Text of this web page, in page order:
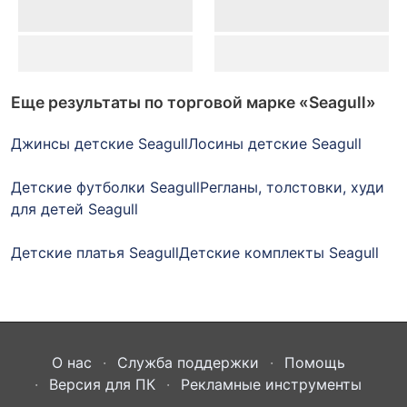
Еще результаты по торговой марке «Seagull»
Джинсы детские SeagullЛосины детские Seagull
Детские футболки SeagullРегланы, толстовки, худи
для детей Seagull
Детские платья SeagullДетские комплекты Seagull
О нас Служба поддержки
Помощь
Версия для ПК
Рекламные инструменты